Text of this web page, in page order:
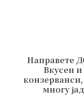
Направете
Вкусен
многу